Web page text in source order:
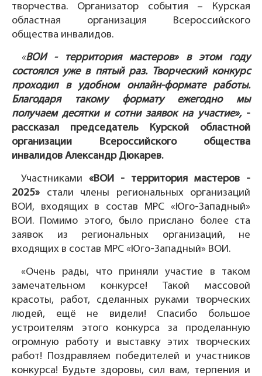
творчества. Организатор события – Курская
областная организация Всероссийского
общества инвалидов.
«ВОИ - территория мастеров» в этом году
состоялся уже в пятый раз. Творческий конкурс
проходил в удобном онлайн-формате работы.
Благодаря такому формату ежегодно мы
получаем десятки и сотни заявок на участие»,-
рассказал председатель Курской областной
организации Всероссийского общества
инвалидов Александр Дюкарев.
Участниками «ВОИ - территория мастеров -
2025» стали члены региональных организаций
ВОИ, входящих в состав МРС «Юго-Западный»
ВОИ. Помимо этого, было прислано более ста
заявок из региональных организаций, не
входящих в состав МРС «Юго-Западный» ВОИ.
«Очень рады, что приняли участие в таком
замечательном конкурсе! Такой массовой
красоты, работ, сделанных руками творческих
людей, ещё не видели! Спасибо большое
устроителям этого конкурса за проделанную
огромную работу и выставку этих творческих
работ! Поздравляем победителей и участников
конкурса! Будьте здоровы, сил вам, терпения и